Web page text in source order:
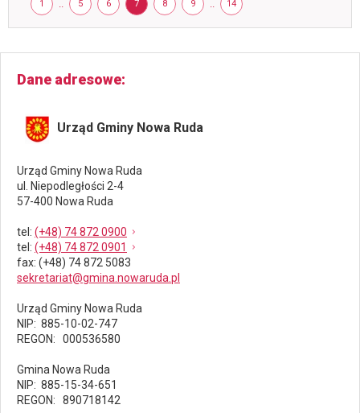
2024
-
STRONA
1 STRONA
5 STRONA
6 STRONA
7 STRONA
8 STRONA
9 STRONA
14
Dane adresowe
Urząd Gminy Nowa Ruda
Urząd Gminy Nowa Ruda
ul. Niepodległości 2-4
57-400 Nowa Ruda
tel : (+48) 74 872 0900
tel : (+48) 74 872 0901
fax: (+48) 74 872 5083
sekretariat@gmina.nowaruda.pl
Urząd Gminy Nowa Ruda
NIP: 885-10-02-747
REGON: 000536580
Gmina Nowa Ruda
NIP: 885-15-34-651
REGON: 890718142